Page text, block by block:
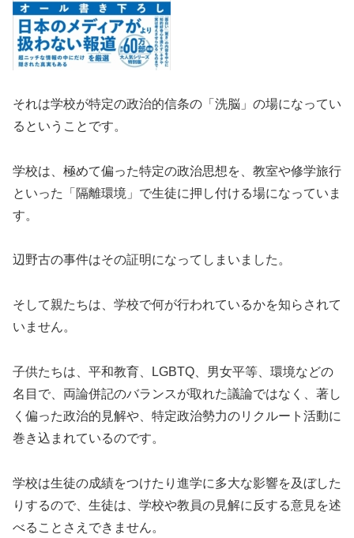
それは学校が特定の政治的信条の「洗脳」の場になってい
るということです。
学校は、極めて偏った特定の政治思想を、教室や修学旅行
といった「隔離環境」で生徒に押し付ける場になっていま
す。
辺野古の事件はその証明になってしまいました。
そして親たちは、学校で何が行われているかを知らされて
いません。
子供たちは、平和教育、LGBTQ、男女平等、環境などの
名目で、両論併記のバランスが取れた議論ではなく、著し
く偏った政治的見解や、特定政治勢力のリクルート活動に
巻き込まれているのです。
学校は生徒の成績をつけたり進学に多大な影響を及ぼした
りするので、生徒は、学校や教員の見解に反する意見を述
べることさえできません。